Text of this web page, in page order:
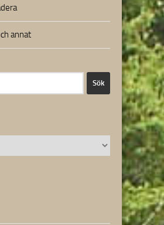
annat